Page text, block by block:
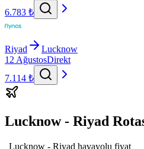
6.783 ₺
Riyad
Lucknow
12 AğustosDirekt
7.114 ₺
Lucknow - Riyad
Lucknow - Riyad havayolu fiyat